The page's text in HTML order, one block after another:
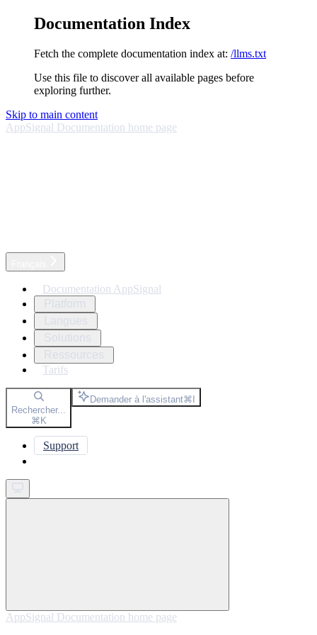
Documentation Index
Fetch the complete documentation index at: /llms.txt
Use this file to discover all available pages before
exploring further.
Skip to main content
AppSignal Documentation home page
Documentation AppSignal
Tarifs
Rechercher...
⌘K
Demander à l'assistant⌘I
Support
AppSignal Documentation home page